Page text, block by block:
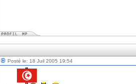
Posté le: 18 Juil 2005 19:54